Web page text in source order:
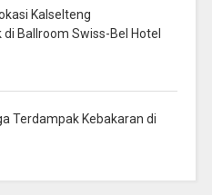
Kalselteng
Ballroom Swiss-Bel Hotel
Terdampak Kebakaran di